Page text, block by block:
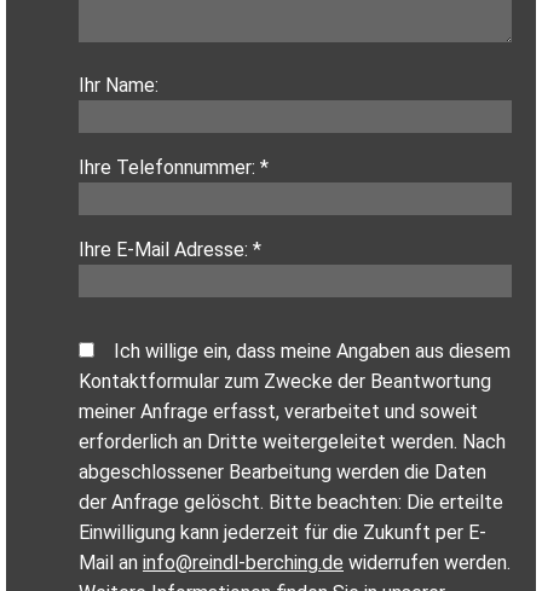
Ihr Name:
Ihre Telefonnummer: *
Ihre E-Mail Adresse: *
Ich willige ein, dass meine Angaben aus diesem
Kontaktformular zum Zwecke der Beantwortung
meiner Anfrage erfasst, verarbeitet und soweit
erforderlich an Dritte weitergeleitet werden. Nach
abgeschlossener Bearbeitung werden die Daten
der Anfrage gelöscht. Bitte beachten: Die erteilte
Einwilligung kann jederzeit für die Zukunft per E-
Mail an info@reindl-berching.de widerrufen werden.